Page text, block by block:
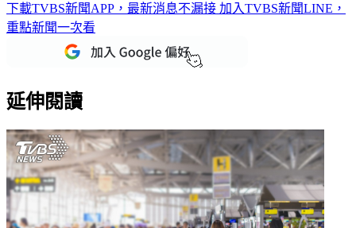
下載TVBS新聞APP，最新消息不漏接 加入TVBS新聞LINE，
重點新聞一次看
延伸閱讀